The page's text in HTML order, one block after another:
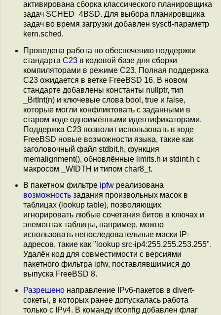
активирована сборка классического планировщика
задач SCHED_4BSD. Для выбора планировщика
задач во время загрузки добавлен sysctl-параметр
kern.sched.
Проведена работа по обеспечению поддержки
стандарта C23 в кодовой базе для сборки
компиляторами в режиме C23. Полная поддержка
C23 ожидается в ветке FreeBSD 16. В новом
стандарте добавлены константы nullptr, тип
_BitInt(n) и ключевые слова bool, true и false,
которые могли конфликтовать с заданными в
старом коде одноимёнными идентификаторами.
Поддержка C23 позволит использовать в коде
FreeBSD новые возможности языка, такие как
заголовочный файл stdbit.h, функция
memalignment(), обновлённые limits.h и stdint.h с
макросом _WIDTH и типом char8_t.
В пакетном фильтре ipfw реализована
возможность задания произвольных масок в
таблицах (lookup table), позволяющих
игнорировать любые сочетания битов в ключах и
элементах таблицы, например, можно
использовать непоследовательные маски IP-
адресов, такие как "lookup src-ip4:255.255.253.255".
Удалён код для совместимости с версиями
пакетного фильтра ipfw, поставлявшимися до
выпуска FreeBSD 8.
Разрешено направление IPv6-пакетов в divert-
сокеты, в которых ранее допускалась работа
только с IPv4. В команду ifconfig добавлен флаг